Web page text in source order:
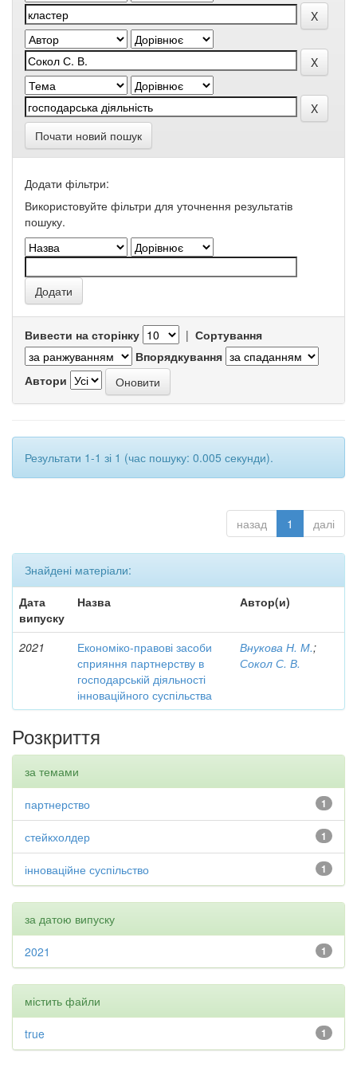
Почати новий пошук
Додати фільтри:
Використовуйте фільтри для уточнення результатів
пошуку.
Вивести на сторінку | Сортування
Впорядкування
Автори
Результати 1-1 зі 1 (час пошуку: 0.005 секунди).
назад 1 далі
Знайдені матеріали:
Дата
випуску
Назва Автор(и)
2021
Економіко-правові засоби
сприяння партнерству в
господарській діяльності
інноваційного суспільства
Внукова Н. М.;
Сокол С. В.
Розкриття
за темами
1
партнерство
1
стейкхолдер
1
інноваційне суспільство
за датою випуску
1
2021
містить файли
1
true